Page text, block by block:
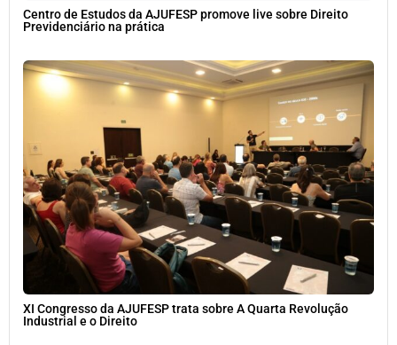
Centro de Estudos da AJUFESP promove live sobre Direito
Previdenciário na prática
XI Congresso da AJUFESP trata sobre A Quarta Revolução
Industrial e o Direito